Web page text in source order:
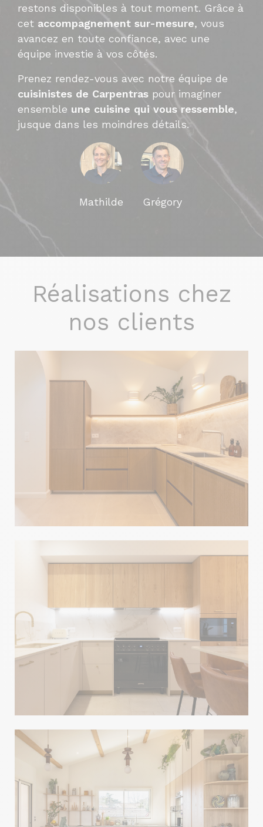
restons disponibles à tout moment. Grâce à
cet accompagnement sur-mesure, vous
avancez en toute confiance, avec une
équipe investie à vos côtés.
Prenez rendez-vous avec notre équipe de
cuisinistes de Carpentras pour imaginer
ensemble une cuisine qui vous ressemble,
jusque dans les moindres détails.
Mathilde Grégory
Réalisations chez
nos clients